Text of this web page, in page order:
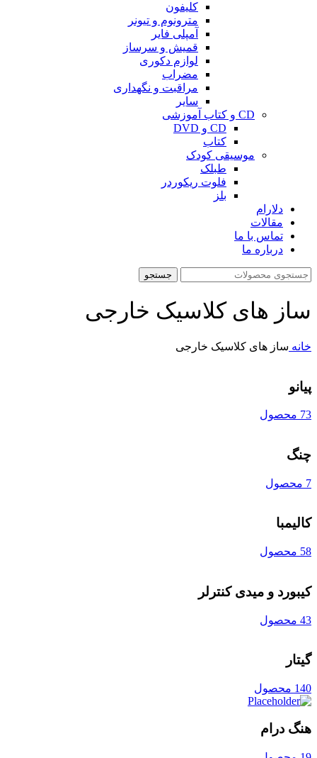
کلیفون
مترونوم و تیونر
آمپلی فایر
قمیش و سرساز
لوازم دکوری
مضراب
مراقبت و نگهداری
سایر
CD و کتاب آموزشی
CD و DVD
کتاب
موسیقی کودک
طبلک
فلوت ریکوردر
بلز
دلارام
مقالات
تماس با ما
درباره ما
جستجو
ساز های کلاسیک خارجی
خانه ساز های کلاسیک خارجی
پیانو
73 محصول
چنگ
7 محصول
کالیمبا
58 محصول
کیبورد و میدی کنترلر
43 محصول
گیتار
140 محصول
هنگ درام